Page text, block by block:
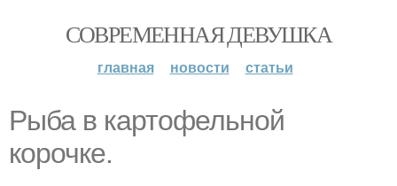
СОВРЕМЕННАЯ ДЕВУШКА
главная новости статьи
Рыба в картофельной
корочке.